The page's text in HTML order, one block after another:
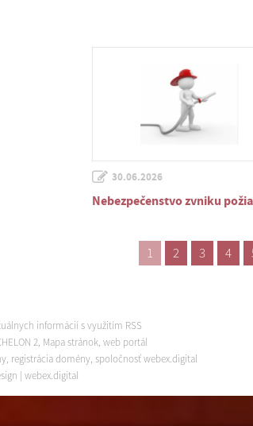
30.06.2026
Nebezpečenstvo zvniku
1 2 3 4
informácií s využitím RSS
2, Mapa stránok, web portál
, registrácia domény, spoločnosť webex.digital
| webex.digital